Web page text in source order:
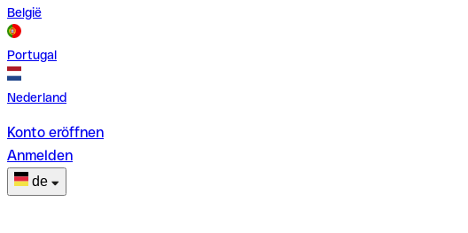
België
Portugal
Nederland
Konto eröffnen
Anmelden
de